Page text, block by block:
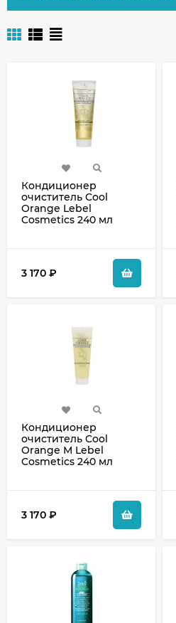
Кондиционер
очиститель Cool
Orange Lebel
Cosmetics 240 мл
3 170 ₽
Кондиционер
очиститель Cool
Orange M Lebel
Cosmetics 240 мл
3 170 ₽